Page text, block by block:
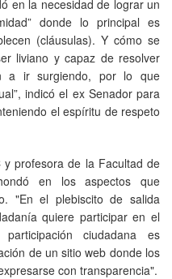
en la necesidad de lograr un
donde lo principal es
(cláusulas). Y cómo se
liviano y capaz de resolver
a ir surgiendo, por lo que
indicó el ex Senador para
el espíritu de respeto
profesora de la Facultad de
en los aspectos que
"En el plebiscito de salida
quiere participar en el
ciudadana es
de un sitio web donde los
con transparencia".